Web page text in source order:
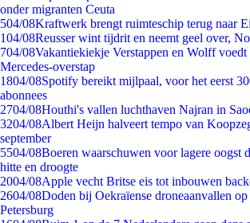
onder migranten Ceuta
504/08Kraftwerk brengt ruimteschip terug naar
104/08Reusser wint tijdrit en neemt geel over,
704/08Vakantiekiekje Verstappen en Wolff voedt
Mercedes-overstap
1804/08Spotify bereikt mijlpaal, voor het eerst
abonnees
2704/08Houthi's vallen luchthaven Najran in
3204/08Albert Heijn halveert tempo van
september
5504/08Boeren waarschuwen voor lagere oogst
hitte en droogte
2004/08Apple vecht Britse eis tot inbouwen
2604/08Doden bij Oekraïense droneaanvallen
Petersburg